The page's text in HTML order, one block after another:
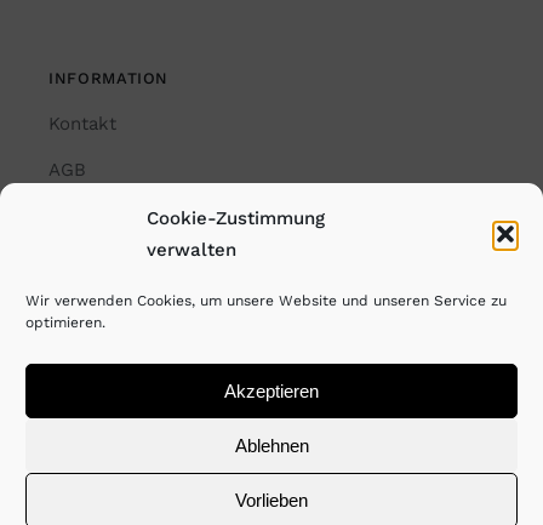
Cookie-Zustimmung
verwalten
Wir verwenden Cookies, um unsere Website und unseren Service zu
optimieren.
Akzeptieren
Ablehnen
Vorlieben
INFORMATION
Kontakt
AGB
Datenschutzerklärung
Cookie-Richtlinie (EU)
© Copyright Rayk Weber. All Rights Reserved. 2026